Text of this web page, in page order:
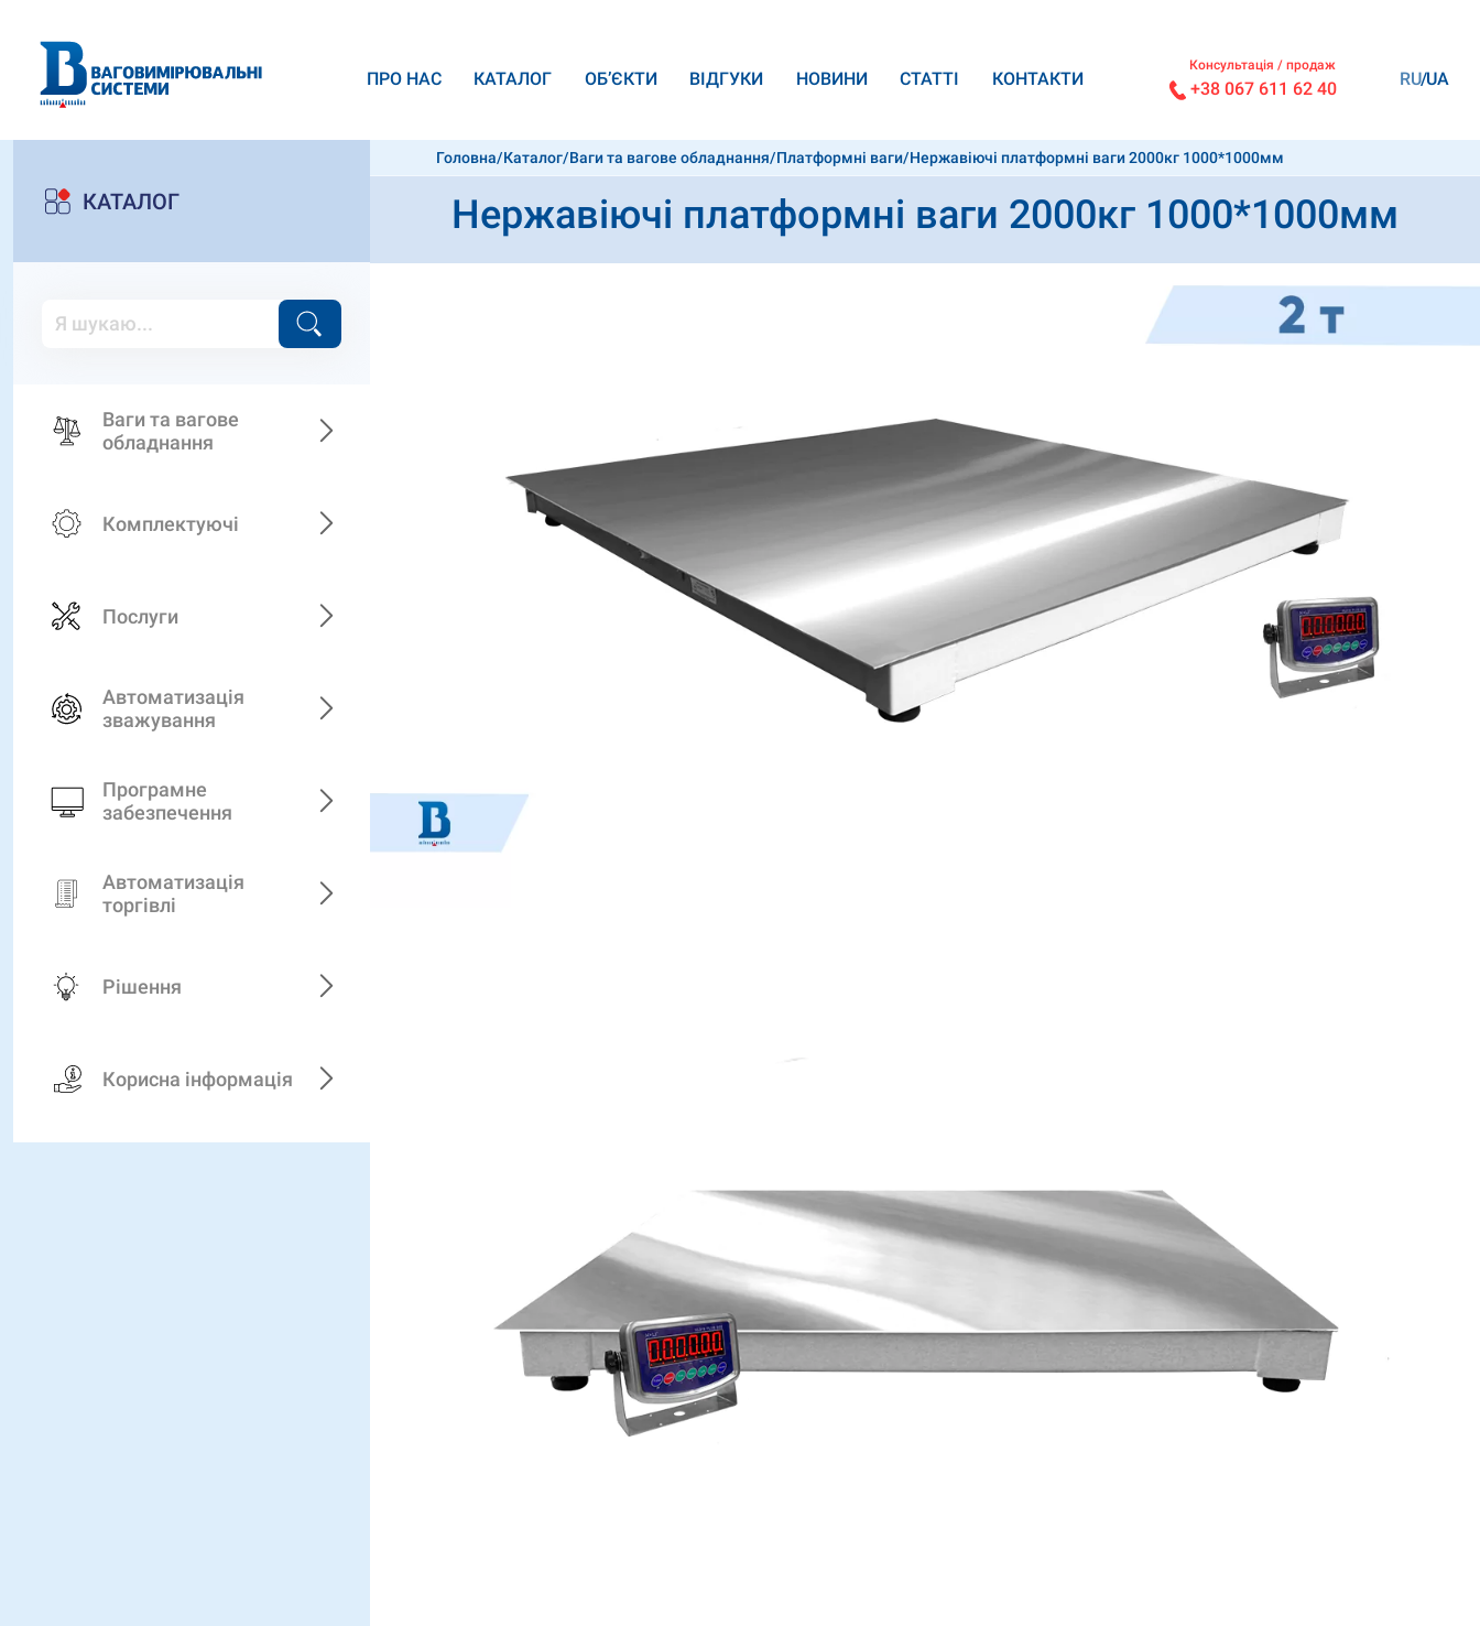
ПРО НАС КАТАЛОГ ОБ’ЄКТИ ВІДГУКИ НОВИНИ СТАТТІ КОНТАКТИ
Консультація / продаж
+38 067 611 62 40 RU UA
КАТАЛОГ
Ваги та вагове
обладнання
Комплектуючі
Послуги
Автоматизація
зважування
Програмне
забезпечення
Автоматизація
торгівлі
Рішення
Корисна інформація
Головна/Каталог/Ваги та вагове обладнання/Платформні ваги/Нержавіючі платформні ваги 2000кг 1000*1000мм
Нержавіючі платформні ваги 2000кг 1000*1000мм